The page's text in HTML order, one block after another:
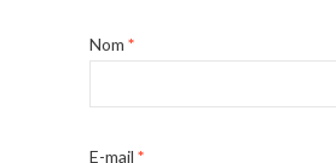
Nom *
E-mail *